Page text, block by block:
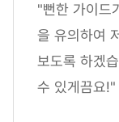
"뻔한 가이드
을 유의하여
보도록 하겠
수 있게끔요!"